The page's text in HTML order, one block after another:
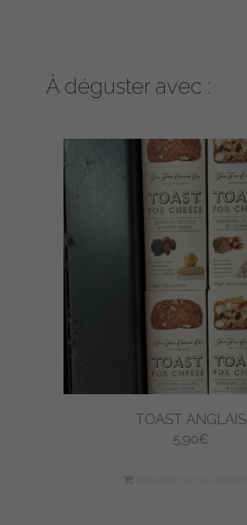
À déguster avec :
TOAST ANGLAIS
5,90€